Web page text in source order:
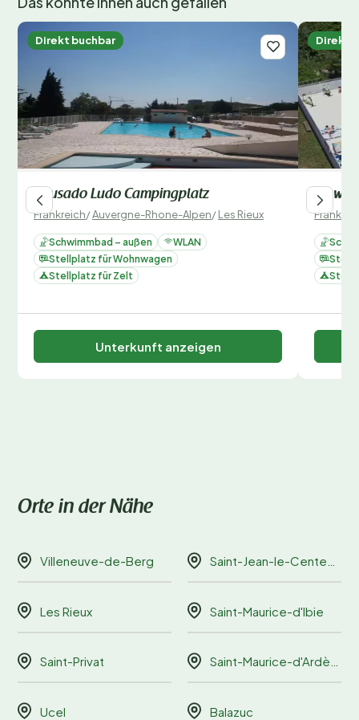
Direkt buchbar
Pausado Ludo Campingplatz
Frankreich/Auvergne-Rhone-Alpen/Les Rieux
Schwimmbad – außen
WLAN
Stellplatz für Wohnwagen
Stellplatz für Zelt
Unterkunft anzeigen
Direkt
Orte in der Nähe
Villeneuve-de-Berg Saint-Jean-le-Centenier
Les Rieux Saint-Maurice-d'Ibie
Saint-Privat Saint-Maurice-d'Ardèche
Ucel Balazuc